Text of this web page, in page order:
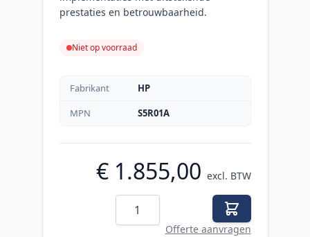
prestaties en betrouwbaarheid.
Niet op voorraad
Fabrikant
HP
MPN
S5R01A
€ 1.855,00 excl. BTW
Aantal
Offerte aanvragen